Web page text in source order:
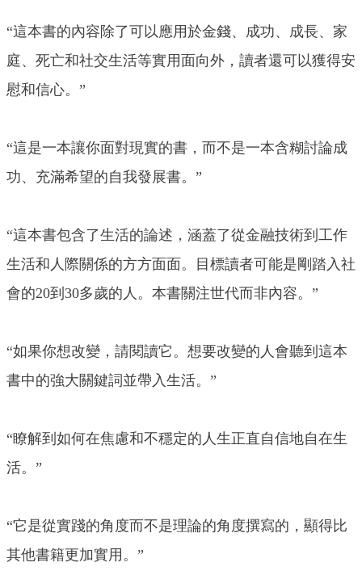
“這本書的內容除了可以應用於金錢、成功、成長、家
庭、死亡和社交生活等實用面向外，讀者還可以獲得安
慰和信心。”
“這是一本讓你面對現實的書，而不是一本含糊討論成
功、充滿希望的自我發展書。”
“這本書包含了生活的論述，涵蓋了從金融技術到工作
生活和人際關係的方方面面。目標讀者可能是剛踏入社
會的20到30多歲的人。本書關注世代而非內容。”
“如果你想改變，請閱讀它。想要改變的人會聽到這本
書中的強大關鍵詞並帶入生活。”
“瞭解到如何在焦慮和不穩定的人生正直自信地自在生
活。”
“它是從實踐的角度而不是理論的角度撰寫的，顯得比
其他書籍更加實用。”